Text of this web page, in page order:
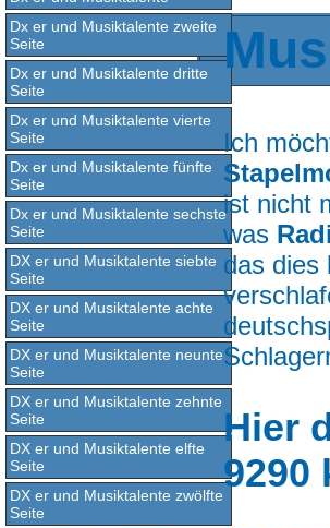
Dx er und Musiktalente zweite
Seite
Dx er und Musiktalente dritte
Seite
Dx er und Musiktalente vierte
Seite
Dx er und Musiktalente fünfte
Seite
Dx er und Musiktalente sechste
Seite
DX er und Musiktalente siebte
Seite
DX er und Musiktalente achte
Seite
DX er und Musiktalente neunte
Seite
DX er und Musiktalente zehnte
Seite
DX er und Musiktalente elfte
Seite
DX er und Musiktalente zwölfte
Seite
Ich
ist nicht
was
das dies
Hier
9290